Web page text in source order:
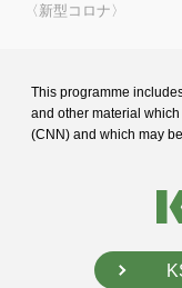
〈新型コロナ〉
This programme
and other material
(CNN) and which may